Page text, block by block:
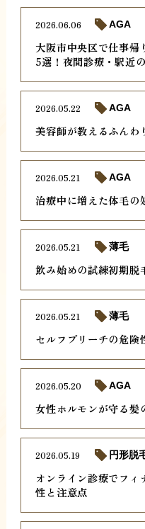
大阪市中央区で仕事帰
5選！夜間診療・駅近
2026.06.06 AGA
美容師が教えるふんわ
2026.05.22 AGA
治療中に増えた体毛の
2026.05.21 AGA
飲み始めの試練初期脱
2026.05.21 薄毛
セルフブリーチの危険
2026.05.21 薄毛
女性ホルモンが守る髪
2026.05.20 AGA
オンライン診療でフィ
性と注意点
2026.05.19 円形脱